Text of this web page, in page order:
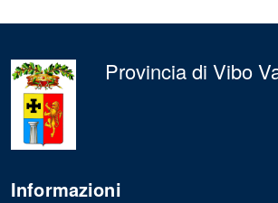
Provincia di Vibo
Informazioni